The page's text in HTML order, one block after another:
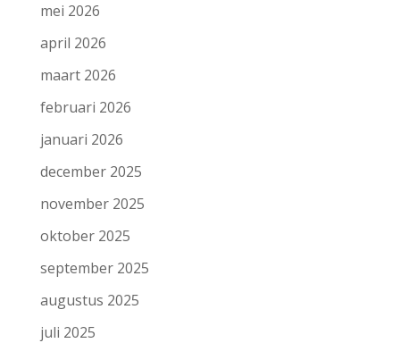
mei 2026
april 2026
maart 2026
februari 2026
januari 2026
december 2025
november 2025
oktober 2025
september 2025
augustus 2025
juli 2025